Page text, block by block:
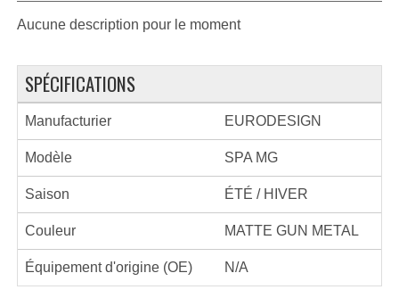
Aucune description pour le moment
SPÉCIFICATIONS
Manufacturier EURODESIGN
Modèle SPA MG
Saison ÉTÉ / HIVER
Couleur MATTE GUN METAL
Équipement d'origine (OE) N/A